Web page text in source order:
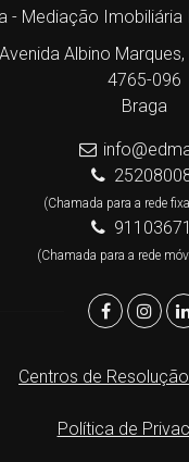
- Mediação Imobiliária
Avenida Albino
4765-096
Braga
(Chamada para a rede
(Chamada para a rede
Centros de
Política de